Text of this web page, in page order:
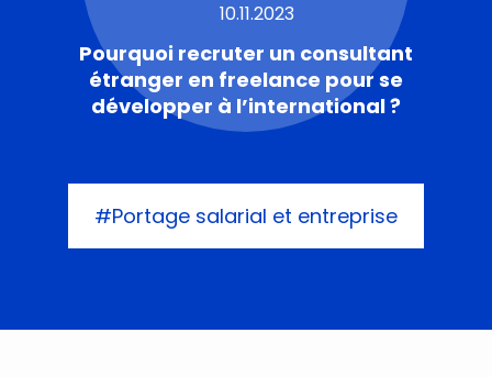
10.11.2023
Pourquoi recruter un consultant
étranger en freelance pour se
développer à l’international ?
#Portage salarial et entreprise